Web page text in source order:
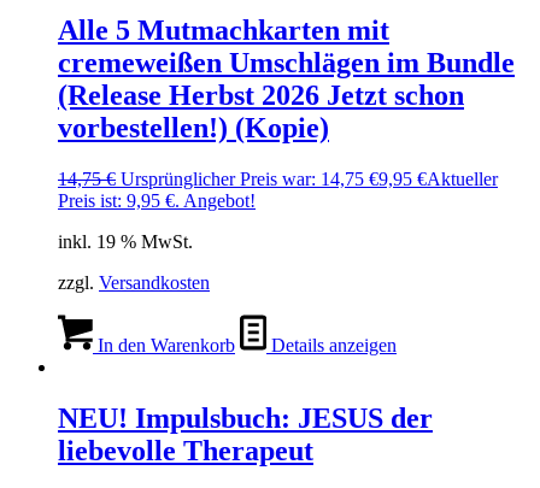
Alle 5 Mutmachkarten mit
cremeweißen Umschlägen im Bundle
(Release Herbst 2026 Jetzt schon
vorbestellen!) (Kopie)
14,75€ Ursprünglicher Preis war: 14,75 €9,95 €Aktueller
Preis ist: 9,95 €. Angebot!
inkl. 19 % MwSt.
zzgl. Versandkosten
In den Warenkorb Details anzeigen
NEU! Impulsbuch: JESUS der
liebevolle Therapeut